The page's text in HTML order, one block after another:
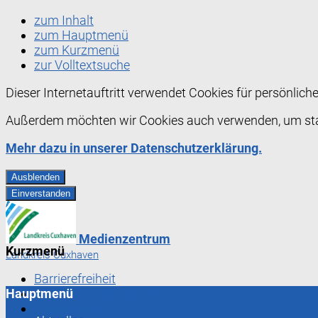
zum Inhalt
zum Hauptmenü
zum Kurzmenü
zur Volltextsuche
Dieser Internetauftritt verwendet Cookies für
Außerdem möchten wir Cookies auch verwenden, um
Mehr dazu in unserer Datenschutzerklärung.
Ausblenden
Einverstanden
Medienzentrum
Landkreis Cuxhaven
Kurzmenü
Barrierefreiheit
Nutzungsbedingungen
Hauptmenü